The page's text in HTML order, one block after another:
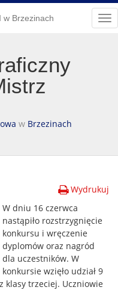
w Brzezinach
w Brzezinach
Wydrukuj
W dniu 16 czerwca
nastąpiło rozstrzygnięcie
konkursu i wręczenie
dyplomów oraz nagród
dla uczestników. W
konkursie wzięło udział 9
klasy trzeciej. Uczniowie